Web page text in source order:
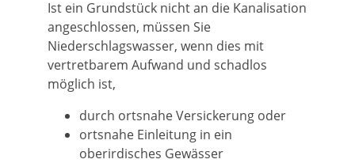
Ist ein Grundstück nicht an die Kanalisation
angeschlossen, müssen Sie
Niederschlagswasser, wenn dies mit
vertretbarem Aufwand und schadlos
möglich ist,
durch ortsnahe Versickerung oder
ortsnahe Einleitung in ein
oberirdisches Gewässer